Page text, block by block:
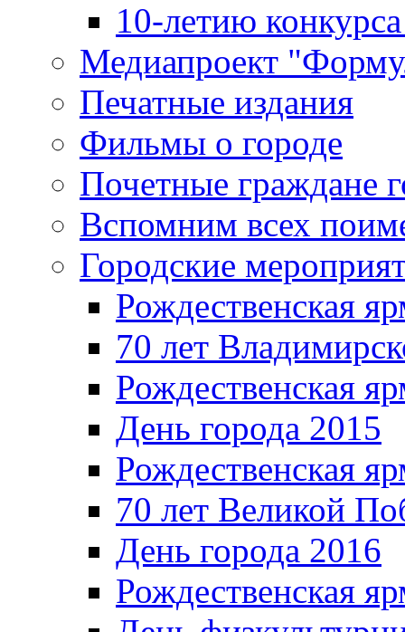
10-летию
Медиапроект
Печатные издания
Фильмы о городе
Почетные граждане
Вспомним всех
Городские
Рождественская
70 лет
Рождественская
День города 2015
Рождественская
70 лет Великой
День города 2016
Рождественская